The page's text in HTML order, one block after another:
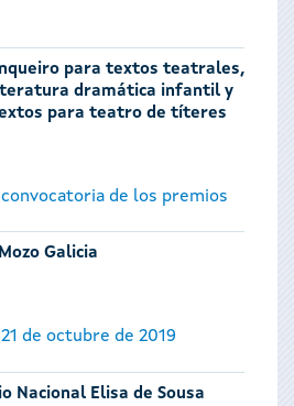
para textos teatrales,
dramática infantil y
para teatro de títeres
de los premios
Galicia
de octubre de 2019
Nacional Elisa de Sousa